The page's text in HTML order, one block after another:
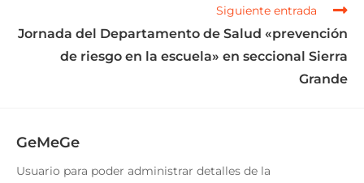
Siguiente entrada
Jornada del Departamento de Salud «prevención
de riesgo en la escuela» en seccional Sierra
Grande
GeMeGe
Usuario para poder administrar detalles de la